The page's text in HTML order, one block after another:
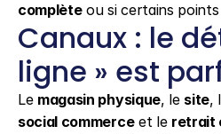
complète ou si certains
Canaux : le
ligne » est
Le magasin physique, le site,
social commerce et le retrait